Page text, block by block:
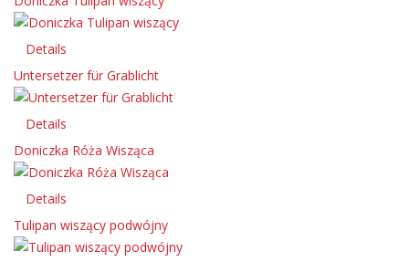
Details
Untersetzer für Grablicht
Details
Doniczka Róża Wisząca
Details
Tulipan wiszący podwójny